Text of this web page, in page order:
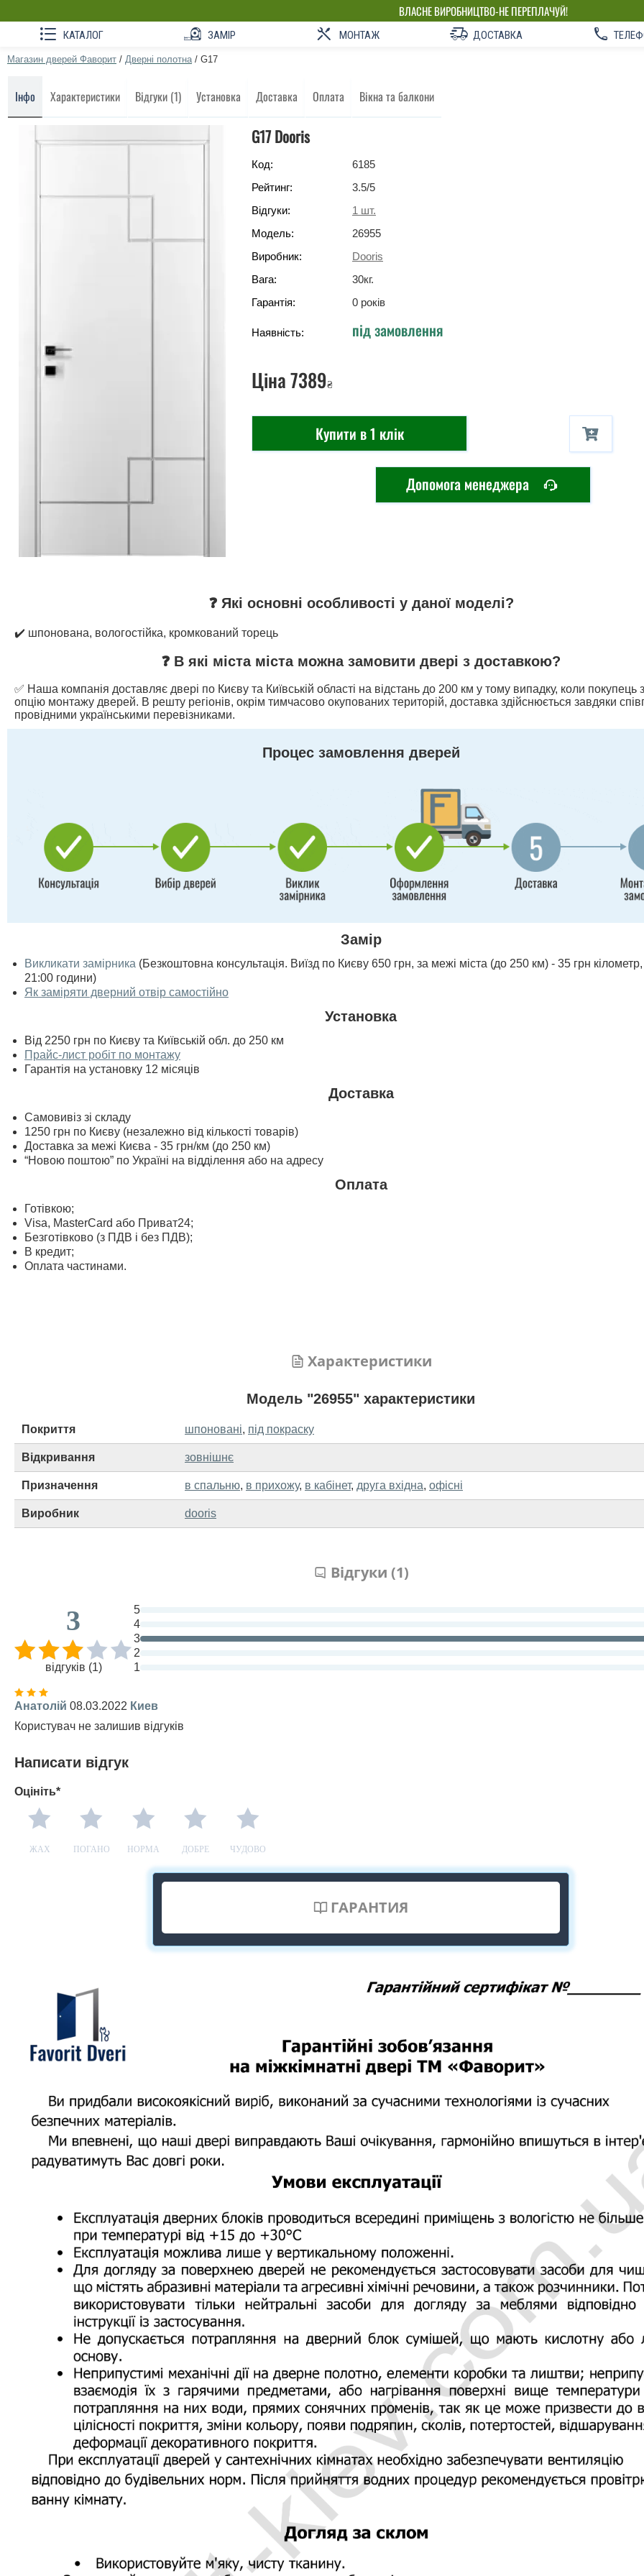
ВЛАСНЕ ВИРОБНИЦТВО-НЕ ПЕРЕПЛАЧУЙ!
КАТАЛОГ ЗАМІР МОНТАЖ ДОСТАВКА
Магазин дверей Фаворит / Дверні полотна / G17
Інфо Характеристики Відгуки (1) Установка Доставка Оплата Вікна та балкони
G17 Dooris
Код:
6185
Рейтинг:
3.5/5
Відгуки:
1 шт.
Модель:
26955
Виробник:
Dooris
Вага:
30кг.
Гарантія:
0 років
Наявність: під замовлення
Ціна7389₴
Купити в 1 клік
Допомога менеджера
❓ Які основні особливості у даної моделі?
✔️ шпонована, вологостійка, кромкований торець
❓ В які міста міста можна замовити двері з доставкою?
✅ Наша компанія доставляє двері по Києву та Київській області на відстань до 200 км у тому випадку, коли покупець
опцію монтажу дверей. В решту регіонів, окрім тимчасово окупованих територій, доставка здійснюється завдяки
провідними українськими перевізниками.
Процес замовлення дверей
Замір
Викликати замірника (Безкоштовна консультація. Виїзд по Києву 650 грн, за межі міста (до 250 км) - 35 грн
21:00 години)
Як заміряти дверний отвір самостійно
Установка
Від 2250 грн по Києву та Київській обл. до 250 км
Прайс-лист робіт по монтажу
Гарантія на установку 12 місяців
Доставка
Самовивіз зі складу
1250 грн по Києву (незалежно від кількості товарів)
Доставка за межі Києва - 35 грн/км (до 250 км)
“Новою поштою” по Україні на відділення або на адресу
Оплата
Готівкою;
Visa, MasterСard або Приват24;
Безготівково (з ПДВ і без ПДВ);
В кредит;
Оплата частинами.
Характеристики
Модель "26955" характеристики
Покриття шпоновані, під покраску
Відкривання зовнішнє
Призначення в спальню, в прихожу, в кабінет, друга вхідна, офісні
Виробник dooris
Відгуки (1)
3
відгуків (1)
5
4
3
2
1
Анатолій 08.03.2022 Киев
Користувач не залишив відгуків
Написати відгук
Оцініть*
ЖАХ ПОГАНО НОРМА ДОБРЕ ЧУДОВО
ГАРАНТИЯ